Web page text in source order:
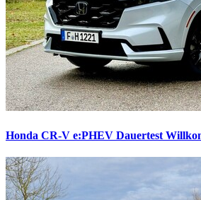
Honda CR-V e:PHEV Dauertest